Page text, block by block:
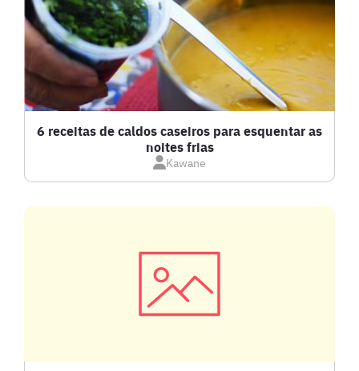
BISCOITOS
BOLOS E TORTAS
CALDOS
CARNE BOVINA
COMPOTAS E GELEIAS
6 receitas de caldos caseiros para esquentar as
noites frias
Kawane